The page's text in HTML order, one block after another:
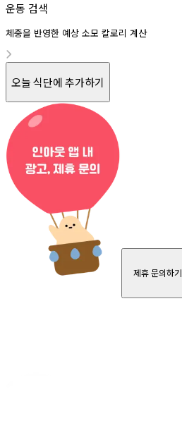
운동 검색
체중을 반영한 예상 소모 칼로리 계산
오늘 식단에 추가하기
제휴 문의하기